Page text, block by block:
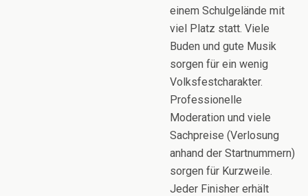
einem Schulgelände mit
viel Platz statt. Viele
Buden und gute Musik
sorgen für ein wenig
Volksfestcharakter.
Professionelle
Moderation und viele
Sachpreise (Verlosung
anhand der Startnummern)
sorgen für Kurzweile.
Jeder Finisher erhält